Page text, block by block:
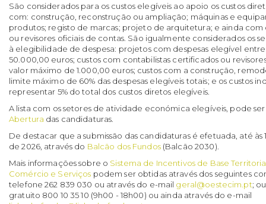
São considerados para os custos elegíveis ao apoio os custos
com: construção, reconstrução ou ampliação; máquinas e
produtos; registo de marcas; projeto de arquitetura; e ainda com
ou revisores oficiais de contas. São igualmente considerados os
à elegibilidade de despesa: projetos com despesas elegível
50.000,00 euros; custos com contabilistas certificados ou
valor máximo de 1.000,00 euros; custos com a construção,
limite máximo de 60% das despesas elegíveis totais; e os custos
representar 5% do total dos custos diretos elegíveis.
A lista com os setores de atividade económica elegíveis, pode
Abertura das candidaturas.
De destacar que a submissão das candidaturas é efetuada, até
de 2026, através do Balcão dos Fundos(Balcão 2030).
Mais informações sobre o Sistema de Incentivos de Base
Comércio e Serviços podem ser obtidas através dos seguintes
telefone 262 839 030 ou através do e-mail geral@oestecim.pt;
gratuito 800 10 35 10 (9h00 - 18h00) ou ainda através do e-mail